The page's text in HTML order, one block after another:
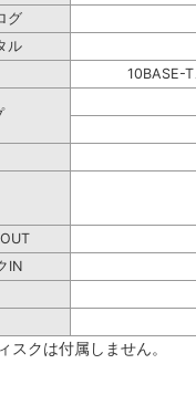
グ
ル
10BASE-
IN
クは付属しません。